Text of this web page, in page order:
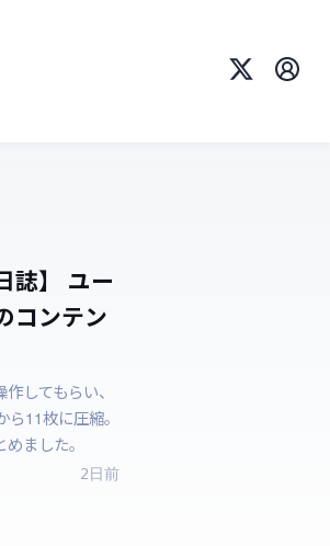
X プロ
誌】 ユー
コンテン
してもらい、
11枚に圧縮。
ました。
2日前